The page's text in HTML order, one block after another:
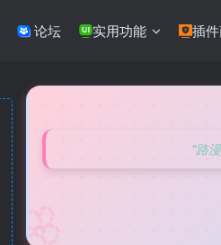
论坛 实用功能 插
🌸
"路